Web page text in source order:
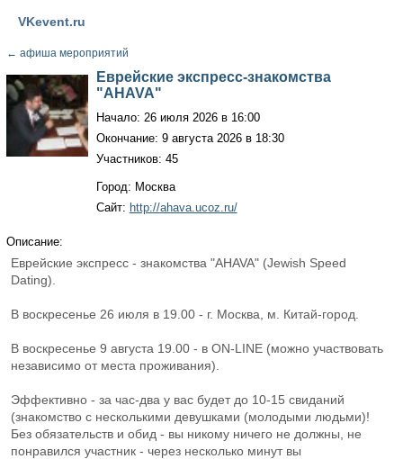
VKevent.ru
← афиша мероприятий
Еврейские экспресс-знакомства
"AHAVA"
Начало: 26 июля 2026 в 16:00
Окончание: 9 августа 2026 в 18:30
Участников: 45
Город: Москва
Сайт: http://ahava.ucoz.ru/
Описание:
Еврейские экспресс - знакомства "AHAVA" (Jewish Speed
Dating).
В воскресенье 26 июля в 19.00 - г. Москва, м. Китай-город.
В воскресенье 9 августа 19.00 - в ON-LINE (можно участвовать
независимо от места проживания).
Эффективно - за час-два у вас будет до 10-15 свиданий
(знакомство с несколькими девушками (молодыми людьми)!
Без обязательств и обид - вы никому ничего не должны, не
понравился участник - через несколько минут вы